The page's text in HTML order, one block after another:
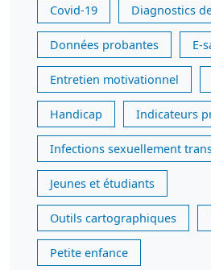
Covid-19 Diagnostics
Données probantes E-
Entretien motivationnel
Handicap Indicateurs
Infections sexuellement
Jeunes et étudiants
Outils cartographiques
Petite enfance